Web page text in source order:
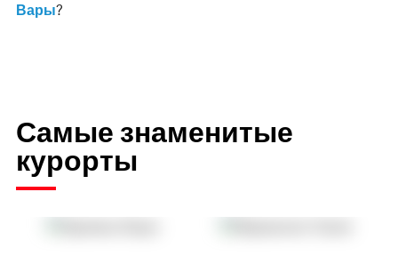
Вары?
Самые знаменитые
курорты